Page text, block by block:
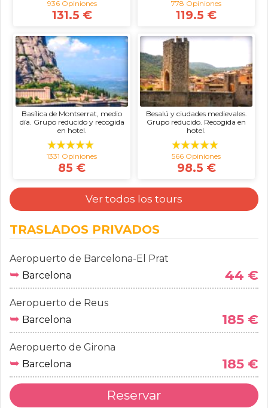
936 Opiniones
131.5 €
778 Opiniones
119.5 €
Basílica de Montserrat, medio
día. Grupo reducido y recogida
en hotel.
1331 Opiniones
85 €
Besalú y ciudades medievales.
Grupo reducido. Recogida en
hotel.
566 Opiniones
98.5 €
Ver todos los tours
TRASLADOS PRIVADOS
Aeropuerto de Barcelona-El Prat
➥ Barcelona 44 €
Aeropuerto de Reus
➥ Barcelona 185 €
Aeropuerto de Girona
➥ Barcelona 185 €
Reservar